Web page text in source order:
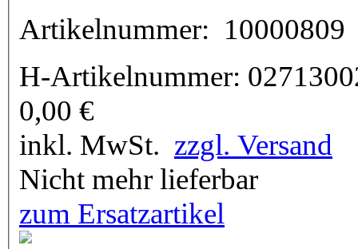
10000809
H-Artikelnummer:
0,00 €
inkl. MwSt. zzgl. Versand
Nicht mehr lieferbar
zum Ersatzartikel